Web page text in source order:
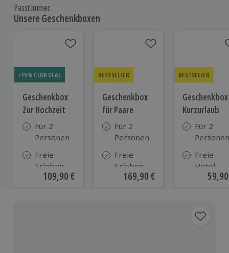
Passt immer:
Unsere Geschenkboxen
-15% CLUB DEAL
Geschenkbox
Zur Hochzeit
Für 2
Personen
Freie
Erlebnis-
Auswahl
Aktueller Preis
109,90 €
BESTSELLER
Geschenkbox
für Paare
Für 2
Personen
Freie
Erlebnis-
Auswahl
Aktueller Preis
169,90 €
BESTSELLER
Geschenkbox
Kurzurlaub
Für 2
Personen
Freie
Hotel-
Auswahl